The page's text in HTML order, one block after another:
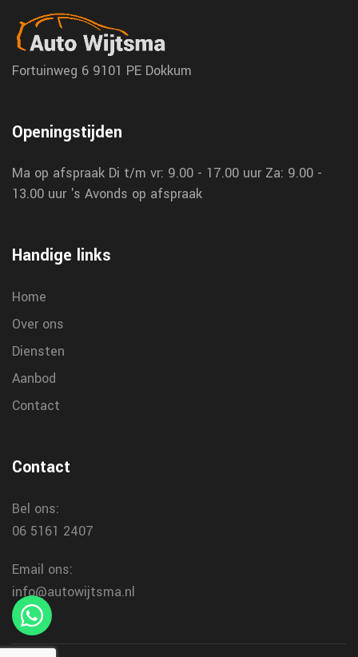
Fortuinweg 6 9101 PE Dokkum
Openingstijden
Ma op afspraak Di t/m vr: 9.00 - 17.00 uur Za: 9.00 -
13.00 uur 's Avonds op afspraak
Handige links
Home
Over ons
Diensten
Aanbod
Contact
Contact
Bel ons:
06 5161 2407
Email ons:
info@autowijtsma.nl